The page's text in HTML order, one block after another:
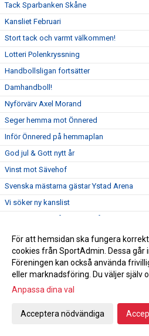
Tack Sparbanken Skåne
Kansliet Februari
Stort tack och varmt välkommen!
Lotteri Polenkryssning
Handbollsligan fortsätter
Damhandboll!
Nyförvärv Axel Morand
Seger hemma mot Önnered
Inför Önnered på hemmaplan
God jul & Gott nytt år
Vinst mot Sävehof
Svenska mästarna gästar Ystad Arena
Vi söker ny kanslist
Vinst mot Önnered
Inför bortamatch mot Önnereds HK
Förmån på hotellnätter
Intervju med Christoffer och Sibbe efter
Inför IFK derbyt
För att hemsidan ska fungera
cookies från SportAdmin. Dessa går
Föreningen kan också använda
eller marknadsföring. Du väljer själv
Anpassa dina val
Acceptera nödvändiga